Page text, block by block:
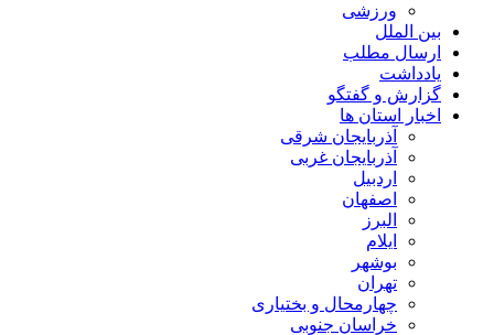
ورزشی
بین الملل
ارسال مطلب
یادداشت
گزارش و گفتگو
اخبار استان ها
آذربایجان شرقی
آذربایجان غربی
اردبیل
اصفهان
البرز
ایلام
بوشهر
تهران
چهارمحال و بختیاری
خراسان جنوبی